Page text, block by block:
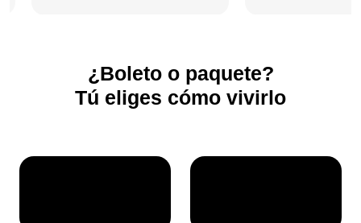
¿Boleto o paquete?
Tú eliges cómo vivirlo